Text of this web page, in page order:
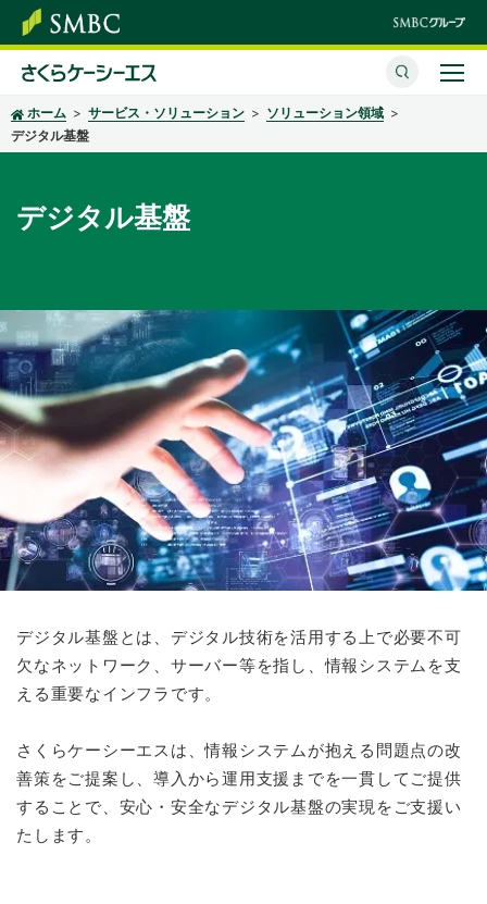
ホーム サービス・ソリューション
ソリューション領域
デジタル基盤
デジタル基盤
デジタル基盤とは、デジタル技術を活用する上で必要不可
欠なネットワーク、サーバー等を指し、情報システムを支
える重要なインフラです。
さくらケーシーエスは、情報システムが抱える問題点の改
善策をご提案し、導入から運用支援までを一貫してご提供
することで、安心・安全なデジタル基盤の実現をご支援い
たします。
さくらケーシーエスとは
イベント・セミナー
サステナビリティ
企業情報
採用情報
お問い合わせ